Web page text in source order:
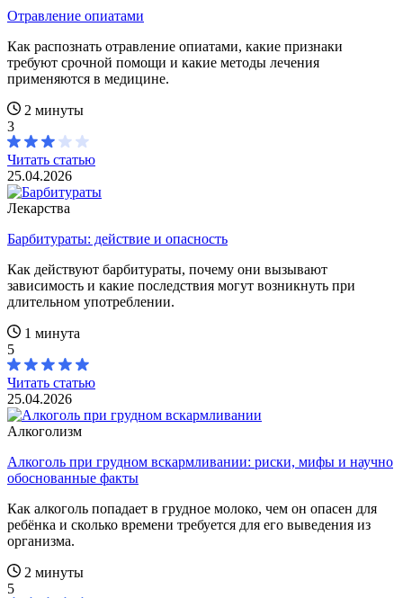
Отравление опиатами
Как распознать отравление опиатами, какие признаки
требуют срочной помощи и какие методы лечения
применяются в медицине.
2 минуты
3
Читать статью
25.04.2026
Лекарства
Барбитураты: действие и опасность
Как действуют барбитураты, почему они вызывают
зависимость и какие последствия могут возникнуть при
длительном употреблении.
1 минута
5
Читать статью
25.04.2026
Алкоголизм
Алкоголь при грудном вскармливании: риски, мифы и научно
обоснованные факты
Как алкоголь попадает в грудное молоко, чем он опасен для
ребёнка и сколько времени требуется для его выведения из
организма.
2 минуты
5